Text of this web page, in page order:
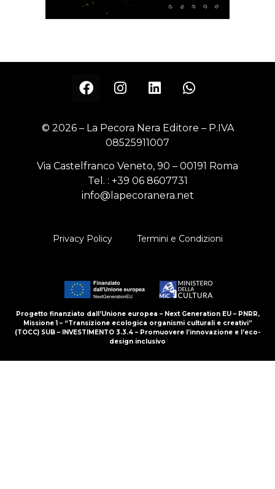
© 2026 – La Pecora Nera Editore – P.IVA
08525911007
Via Castelfranco Veneto, 90 – 00191 Roma
Tel. : +39 06 8607731
info@lapecoranera.net
Privacy Policy Termini e Condizioni
Progetto finanziato dall’Unione europea – Next Generation EU – PNRR,
Missione 1 – “Transizione ecologica organismi culturali e creativi”
(TOCC) SUB – INVESTIMENTO 3.3.4 – Promuovere l’innovazione e l’eco-
design inclusivo